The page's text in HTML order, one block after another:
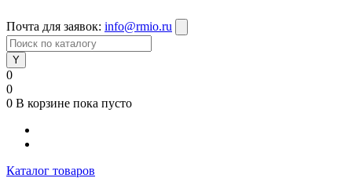
Почта для заявок: info@rmio.ru
0
0
0 В корзине пока пусто
Каталог товаров